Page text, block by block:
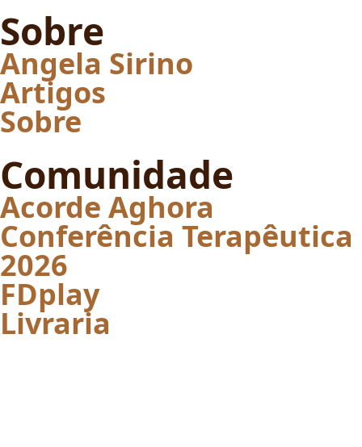
Sobre
Angela Sirino
Artigos
Sobre
Comunidade
Acorde Aghora
Conferência Terapêutica
2026
FDplay
Livraria